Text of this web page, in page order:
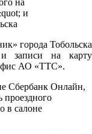
города Тобольска
и записи на карту
АО «ТТС».
Сбербанк Онлайн,
проездного
в салоне